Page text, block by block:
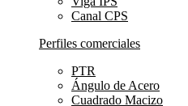
Canal CPS
Perfiles comerciales
PTR
Ángulo de Acero
Cuadrado Macizo